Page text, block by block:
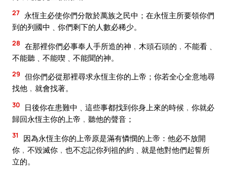
27 永恆主必使你們分散於萬族之民中；在永恆主所要領你們
到的列國中﹑你們剩下的人數必稀少。
28 在那裡你們必事奉人手所造的神﹐木頭石頭的﹐不能看﹑
不能聽﹑不能喫﹑不能聞的神。
29 但你們必從那裡尋求永恆主你的上帝；你若全心全意地尋
找他﹐就會找著。
30
日後你在患難中﹑這些事都找到你身上來的時候﹐你就必
歸回永恆主你的上帝﹐聽他的聲音；
31
因為永恆主你的上帝原是滿有憐憫的上帝：他必不放開
你﹐不毀滅你﹐也不忘記你列祖的約﹑就是他對他們起誓所
立的。